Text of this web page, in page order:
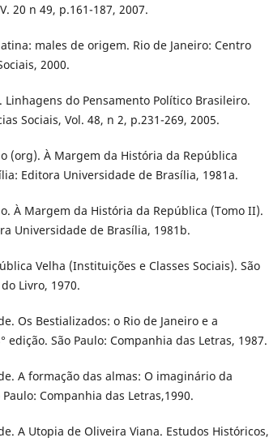
20 n 49, p.161-187, 2007.
males de origem. Rio de Janeiro: Centro
2000.
Linhagens do Pensamento Político Brasileiro.
Sociais, Vol. 48, n 2, p.231-269, 2005.
(org). À Margem da História da República
Editora Universidade de Brasília, 1981a.
À Margem da História da República (Tomo II).
Universidade de Brasília, 1981b.
Velha (Instituições e Classes Sociais). São
Livro, 1970.
Os Bestializados: o Rio de Janeiro e a
edição. São Paulo: Companhia das Letras, 1987.
A formação das almas: O imaginário da
Companhia das Letras,1990.
A Utopia de Oliveira Viana. Estudos Históricos,